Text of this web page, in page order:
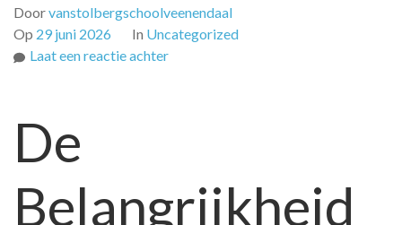
Doorvanstolbergschoolveenendaal
Op 29 juni 2026 In Uncategorized
Laat een reactie achterop
Succes
De
Belangrijkheid